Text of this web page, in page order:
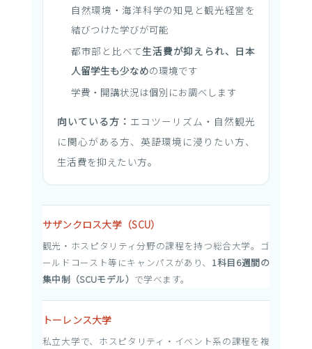
自然環境・海洋科学の知見と観光経営を
結びつけた学びが可能
都市部と比べて生活費が抑えられ、日本
人留学生も少なめの環境です
学費・開講状況は個別にお調べします
向いている方： エコツーリズム・自然観光
に関心がある方、英語環境に浸りたい方、
生活費を抑えたい方。
サザンクロス大学（SCU）
観光・ホスピタリティ分野の課程を持つ総合大学。ゴ
ールドコースト等にキャンパスがあり、 1科目6週間の
集中制（SCUモデル） で学べます。
トーレンス大学
私立大学で、ホスピタリティ・イベント系の課程を複